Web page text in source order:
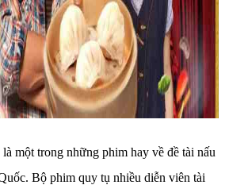
một trong những phim hay về đề tài nấu
Bộ phim quy tụ nhiều diễn viên tài